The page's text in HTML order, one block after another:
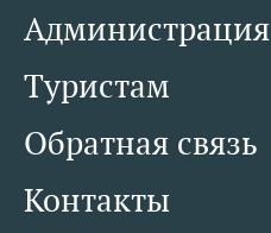
Администрация
Туристам
Обратная связь
Контакты